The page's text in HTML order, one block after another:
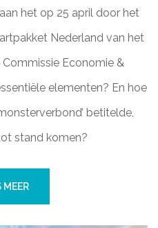
het op 25 april door het
Nederland van het
Commissie Economie &
elementen? En hoe
betitelde,
stand komen?
MEER